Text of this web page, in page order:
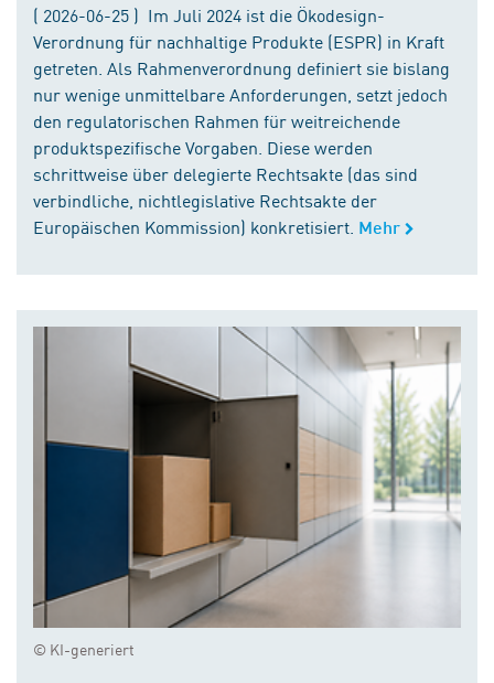
( 2026-06-25 ) Im Juli 2024 ist die Ökodesign-
Verordnung für nachhaltige Produkte (ESPR) in Kraft
getreten. Als Rahmenverordnung definiert sie bislang
nur wenige unmittelbare Anforderungen, setzt jedoch
den regulatorischen Rahmen für weitreichende
produktspezifische Vorgaben. Diese werden
schrittweise über delegierte Rechtsakte (das sind
verbindliche, nichtlegislative Rechtsakte der
Europäischen Kommission) konkretisiert. Mehr
© KI-generiert